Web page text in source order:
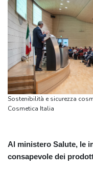
Sostenibilità e sicurezza
Cosmetica Italia
Al ministero Salute, le
consapevole dei